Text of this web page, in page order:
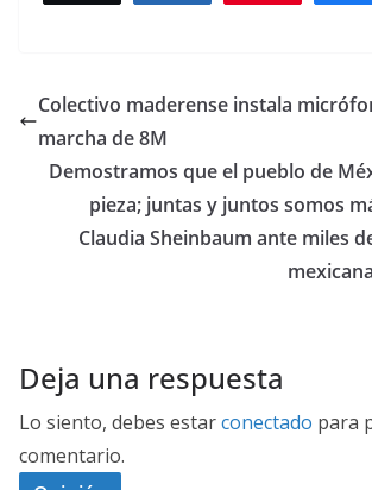
Colectivo maderense instala
marcha de 8M
Demostramos que el pueblo de
pieza; juntas y juntos somos
Claudia Sheinbaum ante miles
Deja una respuesta
Lo siento, debes estarconectado para
comentario.